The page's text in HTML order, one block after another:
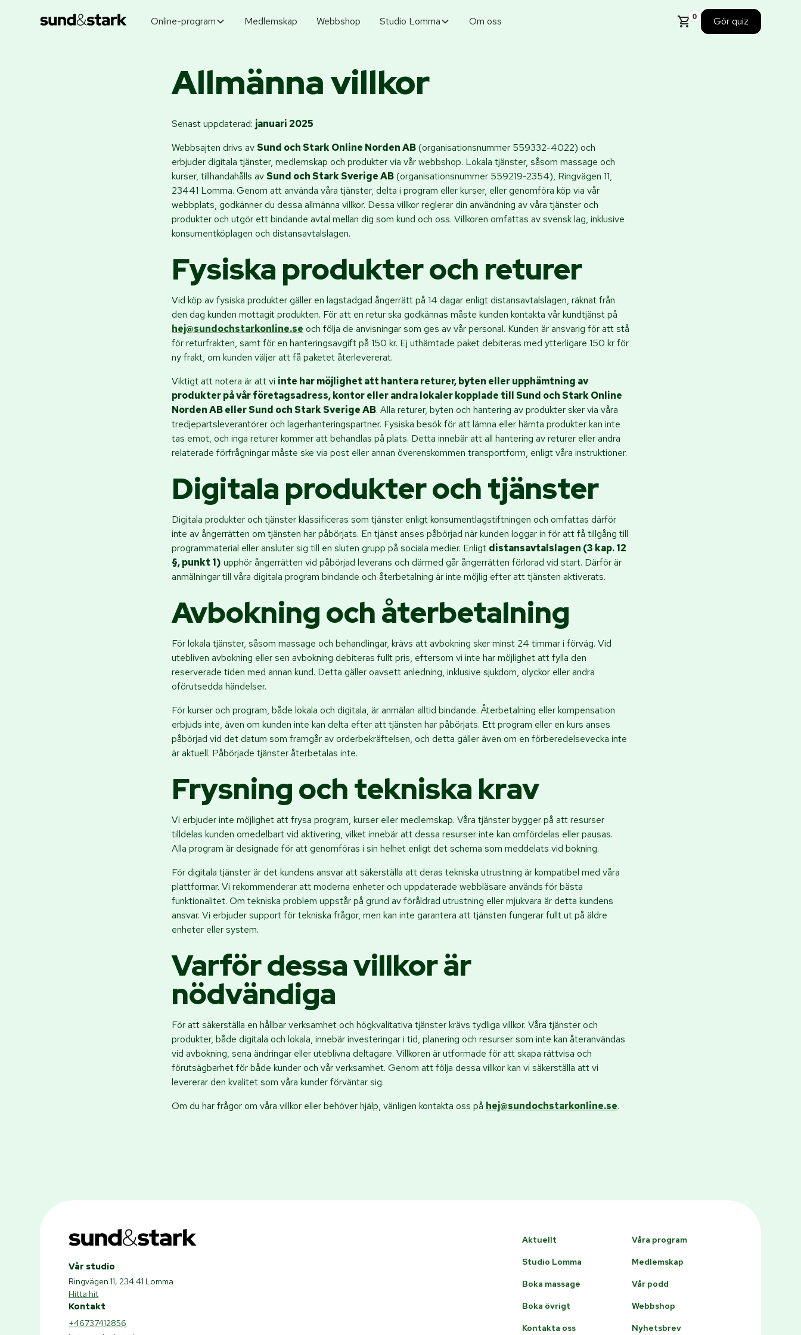
Online-program Medlemskap Webbshop Studio Lomma Om oss 0 Gör quiz
Allmänna villkor
Senast uppdaterad: januari 2025
Webbsajten drivs avSund och Stark Online Norden AB(organisationsnummer 559332-4022) och
erbjuder digitala tjänster, medlemskap och produkter via vår webbshop. Lokala tjänster, såsom massage och
kurser, tillhandahålls avSund och Stark Sverige AB(organisationsnummer 559219-2354), Ringvägen 11,
23441 Lomma. Genom att använda våra tjänster, delta i program eller kurser, eller genomföra köp via vår
webbplats, godkänner du dessa allmänna villkor. Dessa villkor reglerar din användning av våra tjänster och
produkter och utgör ett bindande avtal mellan dig som kund och oss. Villkoren omfattas av svensk lag, inklusive
konsumentköplagen och distansavtalslagen.
Fysiska produkter och returer
Vid köp av fysiska produkter gäller en lagstadgad ångerrätt på 14 dagar enligt distansavtalslagen, räknat från
den dag kunden mottagit produkten. För att en retur ska godkännas måste kunden kontakta vår kundtjänst på
hej@sundochstarkonline.se och följa de anvisningar som ges av vår personal. Kunden är ansvarig för att stå
för returfrakten, samt för en hanteringsavgift på 150 kr. Ej uthämtade paket debiteras med ytterligare 150 kr för
ny frakt, om kunden väljer att få paketet återlevererat.
Viktigt att notera är att vi inte har möjlighet att hantera returer, byten eller upphämtning av
produkter på vår företagsadress, kontor eller andra lokaler kopplade till Sund och Stark Online
Norden AB eller Sund och Stark Sverige AB. Alla returer, byten och hantering av produkter sker via våra
tredjepartsleverantörer och lagerhanteringspartner. Fysiska besök för att lämna eller hämta produkter kan inte
tas emot, och inga returer kommer att behandlas på plats. Detta innebär att all hantering av returer eller andra
relaterade förfrågningar måste ske via post eller annan överenskommen transportform, enligt våra instruktioner.
Digitala produkter och tjänster
Digitala produkter och tjänster klassificeras som tjänster enligt konsumentlagstiftningen och omfattas därför
inte av ångerrätten om tjänsten har påbörjats. En tjänst anses påbörjad när kunden loggar in för att få tillgång till
programmaterial eller ansluter sig till en sluten grupp på sociala medier. Enligt distansavtalslagen (3 kap. 12
§, punkt 1) upphör ångerrätten vid påbörjad leverans och därmed går ångerrätten förlorad vid start. Därför är
anmälningar till våra digitala program bindande och återbetalning är inte möjlig efter att tjänsten aktiverats.
Avbokning och återbetalning
För lokala tjänster, såsom massage och behandlingar, krävs att avbokning sker minst 24 timmar i förväg. Vid
utebliven avbokning eller sen avbokning debiteras fullt pris, eftersom vi inte har möjlighet att fylla den
reserverade tiden med annan kund. Detta gäller oavsett anledning, inklusive sjukdom, olyckor eller andra
oförutsedda händelser.
För kurser och program, både lokala och digitala, är anmälan alltid bindande. Återbetalning eller kompensation
erbjuds inte, även om kunden inte kan delta efter att tjänsten har påbörjats. Ett program eller en kurs anses
påbörjad vid det datum som framgår av orderbekräftelsen, och detta gäller även om en förberedelsevecka inte
är aktuell. Påbörjade tjänster återbetalas inte.
Frysning och tekniska krav
Vi erbjuder inte möjlighet att frysa program, kurser eller medlemskap. Våra tjänster bygger på att resurser
tilldelas kunden omedelbart vid aktivering, vilket innebär att dessa resurser inte kan omfördelas eller pausas.
Alla program är designade för att genomföras i sin helhet enligt det schema som meddelats vid bokning.
För digitala tjänster är det kundens ansvar att säkerställa att deras tekniska utrustning är kompatibel med våra
plattformar. Vi rekommenderar att moderna enheter och uppdaterade webbläsare används för bästa
funktionalitet. Om tekniska problem uppstår på grund av föråldrad utrustning eller mjukvara är detta kundens
ansvar. Vi erbjuder support för tekniska frågor, men kan inte garantera att tjänsten fungerar fullt ut på äldre
enheter eller system.
Varför dessa villkor är
nödvändiga
För att säkerställa en hållbar verksamhet och högkvalitativa tjänster krävs tydliga villkor. Våra tjänster och
produkter, både digitala och lokala, innebär investeringar i tid, planering och resurser som inte kan återanvändas
vid avbokning, sena ändringar eller uteblivna deltagare. Villkoren är utformade för att skapa rättvisa och
förutsägbarhet för både kunder och vår verksamhet. Genom att följa dessa villkor kan vi säkerställa att vi
levererar den kvalitet som våra kunder förväntar sig.
Om du har frågor om våra villkor eller behöver hjälp, vänligen kontakta oss på hej@sundochstarkonline.se.
Vår studio
Ringvägen 11, 234 41 Lomma
Hitta hit
Kontakt
+46737412856
Aktuellt Våra program
Studio Lomma Medlemskap
Boka massage Vår podd
Boka övrigt Webbshop
Kontakta oss Nyhetsbrev